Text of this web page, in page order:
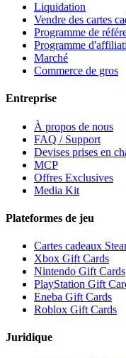
Liquidation
Vendre des cartes
Programme de
Programme
Marché
Commerce de gros
Entreprise
À propos de nous
FAQ / Support
Devises prises en
MCP
Offres Exclusives
Media Kit
Plateformes de jeu
Cartes cadeaux
Xbox Gift Cards
Nintendo Gift Cards
PlayStation Gift
Eneba Gift Cards
Roblox Gift Cards
Juridique